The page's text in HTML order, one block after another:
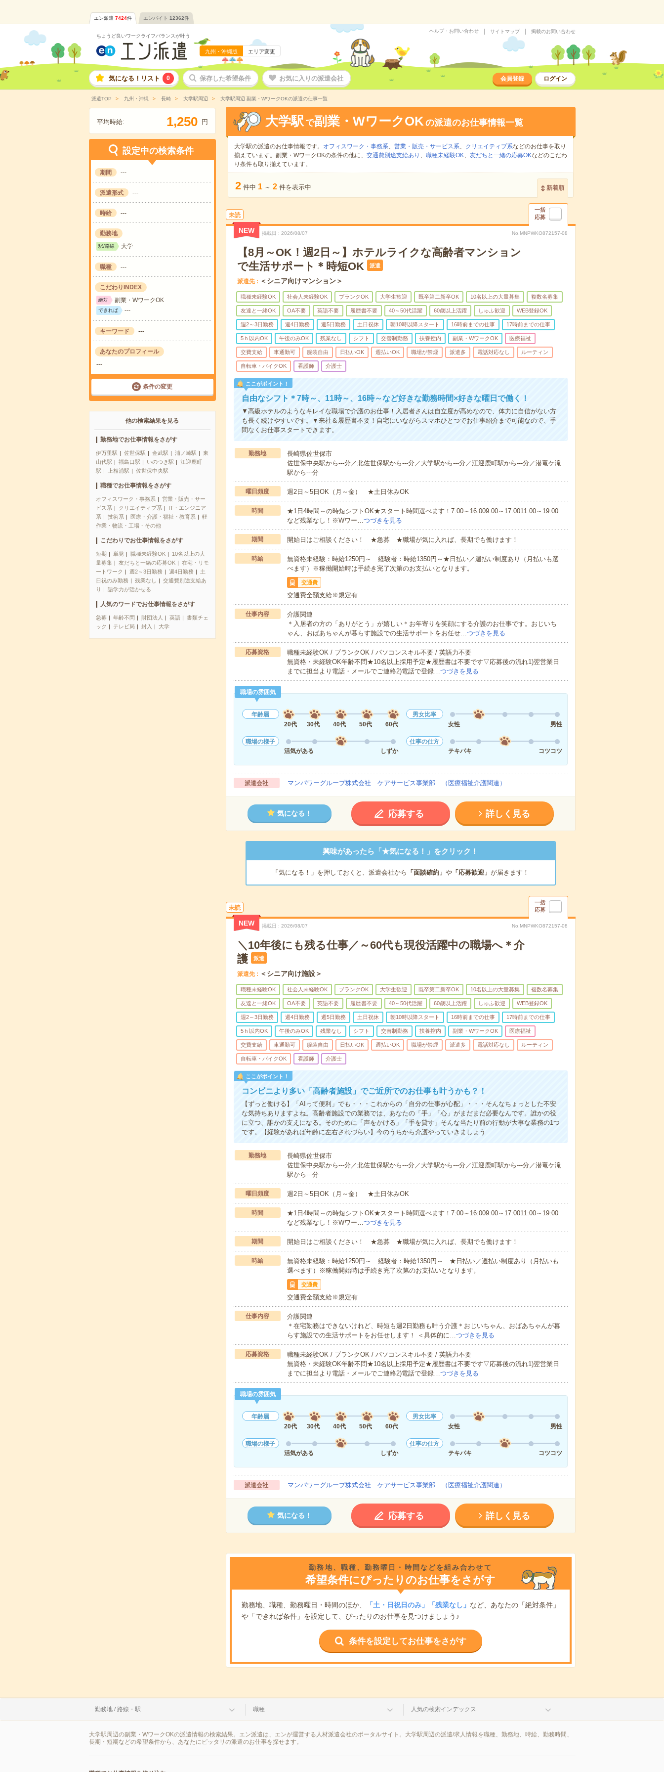
エン派遣 7424件 エンバイト 12362件
ちょうど良いワークライフバランスが叶う
九州・沖縄版 エリア変更
ヘルプ・お問い合わせ サイトマップ 掲載のお問い合わせ
気になる！リスト 0 保存した希望条件 お気に入りの派遣会社 会員登録 ログイン
派遣TOP 九州・沖縄 長崎 大学駅周辺 大学駅周辺 副業・WワークOKの派遣の仕事一覧
平均時給: 1,250 円
設定中の検索条件
期間 ---
派遣形式 ---
時給 ---
勤務地
駅/路線 大学
職種 ---
こだわりINDEX
絶対 副業・WワークOK
できれば ---
キーワード ---
あなたのプロフィール
---
条件の変更
他の検索結果を見る
勤務地でお仕事情報をさがす
伊万里駅 佐世保駅 金武駅 浦ノ崎駅
東
山代駅
福島口駅 いのつき駅
江迎鹿町
駅
上相浦駅 佐世保中央駅
職種でお仕事情報をさがす
オフィスワーク・事務系
営業・販売・サー
ビス系
クリエイティブ系
IT・エンジニア
系
技術系 医療・介護・福祉・教育系
軽
作業・物流・工場・その他
こだわりでお仕事情報をさがす
短期 単発 職種未経験OK
10名以上の大
量募集
友だちと一緒の応募OK
在宅・リモ
ートワーク
週2～3日勤務 週4日勤務
土
日祝のみ勤務
残業なし
交通費別途支給あ
り
語学力が活かせる
人気のワードでお仕事情報をさがす
急募 年齢不問 財団法人 英語
書類チェ
ック
テレビ局 封入 大学
大学駅 で副業・WワークOKの派遣のお仕事情報一覧
大学駅の派遣のお仕事情報です。 オフィスワーク・事務系、 営業・販売・サービス系、 クリエイティブ系などのお仕事を取り
揃えています。副業・WワークOKの条件の他に、 交通費別途支給あり 、 職種未経験OK、 友だちと一緒の応募OKなどのこだわ
り条件も取り揃えています。
2 件中 1 ～ 2 件を表示中 新着順
未読
一括
応募
NEW 掲載日 2026/08/07 No.MNPWKO872157-08
【8月～OK！週2日～】ホテルライクな高齢者マンション
で生活サポート＊時短OK
派遣
派遣先 ＜シニア向けマンション＞
職種未経験OK 社会人未経験OK ブランクOK 大学生歓迎 既卒第二新卒OK 10名以上の大量募集 複数名募集
友達と一緒OK OA不要 英語不要 履歴書不要 40～50代活躍 60歳以上活躍 しゅふ歓迎 WEB登録OK
週2～3日勤務 週4日勤務 週5日勤務 土日祝休 朝10時以降スタート 16時前までの仕事 17時前までの仕事
5ｈ以内OK 午後のみOK 残業なし シフト 交替制勤務 扶養控内 副業・WワークOK 医療福祉
交費支給 車通勤可 服装自由 日払いOK 週払いOK 職場が禁煙 派遣多 電話対応なし ルーティン
自転車・バイクOK 看護師 介護士
ここがポイント！
自由なシフト＊7時～、11時～、16時～など好きな勤務時間×好きな曜日で働く！
▼高級ホテルのようなキレイな職場で介護のお仕事！入居者さんは自立度が高めなので、体力に自信がない方
も長く続けやすいです。▼来社＆履歴書不要！自宅にいながらスマホひとつでお仕事紹介まで可能なので、手
間なくお仕事スタートできます。
勤務地
長崎県佐世保市
佐世保中央駅から---分／北佐世保駅から---分／大学駅から---分／江迎鹿町駅から---分／潜竜ケ滝
駅から---分
曜日頻度 週2日～5日OK（月～金） ★土日休みOK
時間
★1日4時間～の時短シフトOK★スタート時間選べます！7:00～16:009:00～17:0011:00～19:00
など残業なし！※Wワー…つづきを見る
期間 開始日はご相談ください！ ★急募 ★職場が気に入れば、長期でも働けます！
時給
無資格未経験：時給1250円～ 経験者：時給1350円～★日払い／週払い制度あり（月払いも選
べます）※稼働開始時は手続き完了次第のお支払いとなります。
交通費
交通費全額支給※規定有
仕事内容
介護関連
＊入居者の方の「ありがとう」が嬉しい＊お年寄りを笑顔にする介護のお仕事です。おじいち
ゃん、おばあちゃんが暮らす施設での生活サポートをお任せ…つづきを見る
応募資格
職種未経験OK / ブランクOK / パソコンスキル不要 / 英語力不要
無資格・未経験OK年齢不問★10名以上採用予定★履歴書は不要です▽応募後の流れ1)翌営業日
までに担当より電話・メールでご連絡2)電話で登録…つづきを見る
職場の雰囲気
年齢層
20代
30代 40代 50代 60代
男女比率
女性
男性
職場の様子
活気がある
しずか
仕事の仕方
テキパキ
コツコツ
派遣会社 マンパワーグループ株式会社 ケアサービス事業部 （医療福祉介護関連）
気になる！ 応募する 詳しく見る
興味があったら「★気になる！」をクリック！
「気になる！」を押しておくと、派遣会社から 「面談確約」 や「応募歓迎」 が届きます！
未読
一括
応募
NEW 掲載日 2026/08/07 No.MNPWKO872157-08
＼10年後にも残る仕事／～60代も現役活躍中の職場へ＊介
護
派遣
派遣先 ＜シニア向け施設＞
職種未経験OK 社会人未経験OK ブランクOK 大学生歓迎 既卒第二新卒OK 10名以上の大量募集 複数名募集
友達と一緒OK OA不要 英語不要 履歴書不要 40～50代活躍 60歳以上活躍 しゅふ歓迎 WEB登録OK
週2～3日勤務 週4日勤務 週5日勤務 土日祝休 朝10時以降スタート 16時前までの仕事 17時前までの仕事
5ｈ以内OK 午後のみOK 残業なし シフト 交替制勤務 扶養控内 副業・WワークOK 医療福祉
交費支給 車通勤可 服装自由 日払いOK 週払いOK 職場が禁煙 派遣多 電話対応なし ルーティン
自転車・バイクOK 看護師 介護士
ここがポイント！
コンビニより多い「高齢者施設」でご近所でのお仕事も叶うかも？！
【ずっと働ける】「AIって便利」でも・・・これからの「自分の仕事が心配」・・・そんなちょっとした不安
な気持ちありますよね。高齢者施設での業務では、あなたの「手」「心」がまだまだ必要なんです。誰かの役
に立つ、誰かの支えになる。そのために「声をかける」「手を貸す」そんな当たり前の行動が大事な業務の1つ
です。【経験があれば年齢に左右されづらい】今のうちから介護やっていきましょう
勤務地
長崎県佐世保市
佐世保中央駅から---分／北佐世保駅から---分／大学駅から---分／江迎鹿町駅から---分／潜竜ケ滝
駅から---分
曜日頻度 週2日～5日OK（月～金） ★土日休みOK
時間
★1日4時間～の時短シフトOK★スタート時間選べます！7:00～16:009:00～17:0011:00～19:00
など残業なし！※Wワー…つづきを見る
期間 開始日はご相談ください！ ★急募 ★職場が気に入れば、長期でも働けます！
時給
無資格未経験：時給1250円～ 経験者：時給1350円～ ★日払い／週払い制度あり（月払いも
選べます）※稼働開始時は手続き完了次第のお支払いとなります。
交通費
交通費全額支給※規定有
仕事内容
介護関連
＊在宅勤務はできないけれど、時短も週2日勤務も叶う介護＊おじいちゃん、おばあちゃんが暮
らす施設での生活サポートをお任せします！ ＜具体的に…つづきを見る
応募資格
職種未経験OK / ブランクOK / パソコンスキル不要 / 英語力不要
無資格・未経験OK年齢不問★10名以上採用予定★履歴書は不要です▽応募後の流れ1)翌営業日
までに担当より電話・メールでご連絡2)電話で登録…つづきを見る
職場の雰囲気
年齢層
20代
30代 40代 50代 60代
男女比率
女性
男性
職場の様子
活気がある
しずか
仕事の仕方
テキパキ
コツコツ
派遣会社 マンパワーグループ株式会社 ケアサービス事業部 （医療福祉介護関連）
気になる！ 応募する 詳しく見る
勤務地、職種、勤務曜日・時間などを組み合わせて
希望条件にぴったりのお仕事をさがす
勤務地、職種、勤務曜日・時間のほか、 「土・日祝日のみ」「残業なし」 など、あなたの「絶対条件」
や「できれば条件」を設定して、ぴったりのお仕事を見つけましょう♪
条件を設定してお仕事をさがす
勤務地 / 路線・駅 職種 人気の検索インデックス
大学駅周辺の副業・WワークOKの派遣情報の検索結果。エン派遣は、エンが運営する人材派遣会社のポータルサイト。大学駅周辺の派遣/求人情報を職種、勤務地、時給、勤務時間、
長期・短期などの希望条件から、あなたにピッタリの派遣のお仕事を探せます。